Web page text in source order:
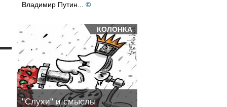
Владимир Путин...
©
КОЛОНКА
"Слухи" и смыслы